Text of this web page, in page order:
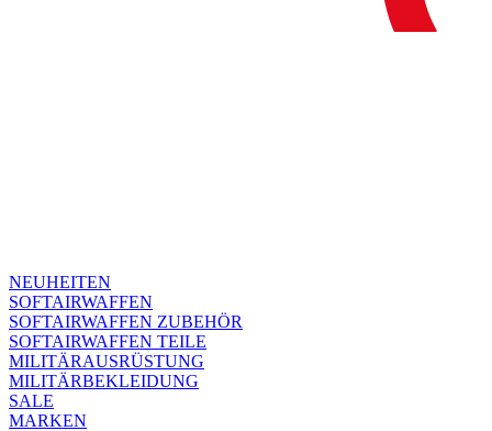
NEUHEITEN
SOFTAIRWAFFEN
SOFTAIRWAFFEN ZUBEHÖR
SOFTAIRWAFFEN TEILE
MILITÄRAUSRÜSTUNG
MILITÄRBEKLEIDUNG
SALE
MARKEN